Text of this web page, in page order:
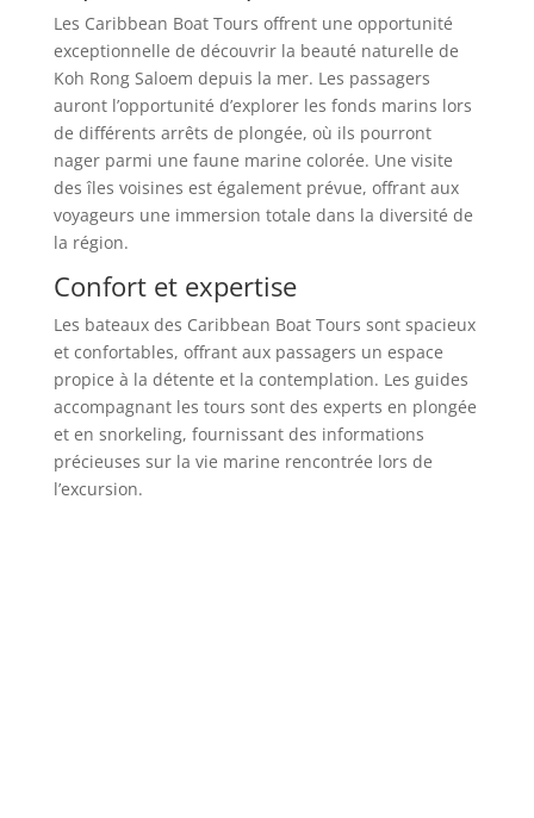
Les Caribbean Boat Tours offrent une opportunité
exceptionnelle de découvrir la beauté naturelle de
Koh Rong Saloem depuis la mer. Les passagers
auront l’opportunité d’explorer les fonds marins lors
de différents arrêts de plongée, où ils pourront
nager parmi une faune marine colorée. Une visite
des îles voisines est également prévue, offrant aux
voyageurs une immersion totale dans la diversité de
la région.
Confort et expertise
Les bateaux des Caribbean Boat Tours sont spacieux
et confortables, offrant aux passagers un espace
propice à la détente et la contemplation. Les guides
accompagnant les tours sont des experts en plongée
et en snorkeling, fournissant des informations
précieuses sur la vie marine rencontrée lors de
l’excursion.